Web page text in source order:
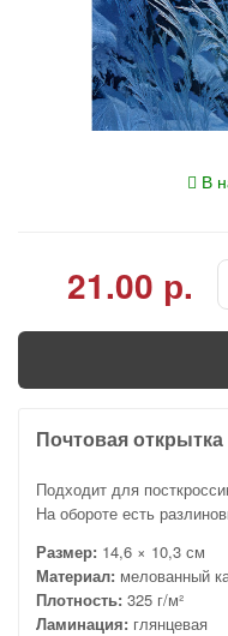
В
21.00 р.
Почтовая открытка
Подходит для
На обороте есть
Размер: 14,6 × 10,3 см
Материал: мелованный
Плотность: 325 г/м²
Ламинация: глянцевая